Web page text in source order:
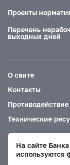
Проекты
Перечень
выходных дней
О сайте
Контакты
Технические
Версия для
На сайте
используются